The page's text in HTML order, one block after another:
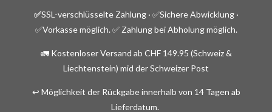
✅SSL-verschlüsselte Zahlung · ✅Sichere Abwicklung ·
✅Vorkasse möglich. ✅ Zahlung bei Abholung möglich.
🚛 Kostenloser Versand ab CHF 149.95 (Schweiz &
Liechtenstein) mid der Schweizer Post
↩️ Möglichkeit der Rückgabe innerhalb von 14 Tagen ab
Lieferdatum.